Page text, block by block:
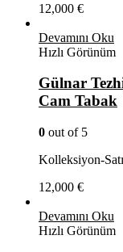
12,000 €
Devamını Oku
Hızlı Görünüm
Gülnar
Cam Tabak
0 out of 5
Kolleksiyon-
12,000 €
Devamını Oku
Hızlı Görünüm